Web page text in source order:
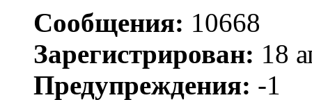
Сообщения: 10668
Зарегистрирован: 18
Предупреждения: -1